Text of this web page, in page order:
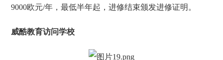
9000欧元/年，最低半年起，进修结束颁发进修证明。
威酷教育访问学校